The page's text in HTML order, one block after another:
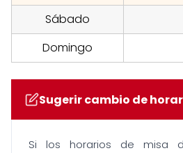
Sábado
Domingo
Sugerir cambio de
Si los horarios de misa